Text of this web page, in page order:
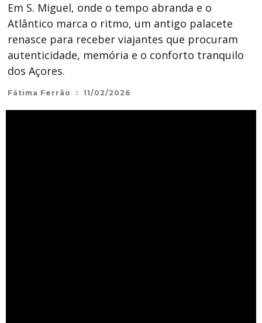
Em S. Miguel, onde o tempo abranda e o
Atlântico marca o ritmo, um antigo palacete
renasce para receber viajantes que procuram
autenticidade, memória e o conforto tranquilo
dos Açores.
Fátima Ferrão 11/02/2026